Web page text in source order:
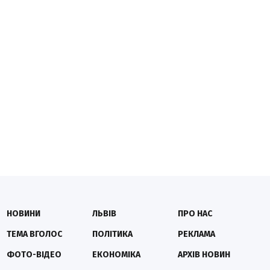
НОВИНИ
ТЕМА ВГОЛОС
ФОТО-ВІДЕО
ЛЬВІВ
ПОЛІТИКА
ЕКОНОМІКА
ПРО НАС
РЕКЛАМА
АРХІВ НОВИН